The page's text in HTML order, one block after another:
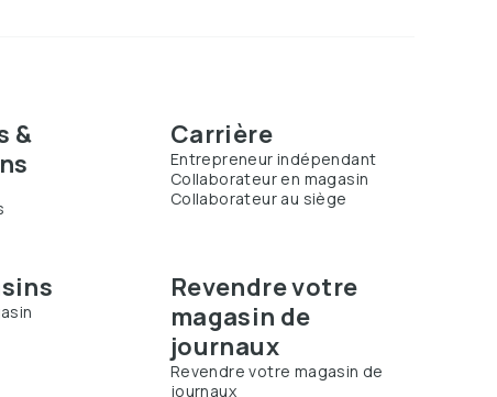
&
Carrière
Entrepreneur indépendant
Collaborateur en magasin
Collaborateur au siège
Revendre votre
magasin de
journaux
Revendre votre magasin de
journaux